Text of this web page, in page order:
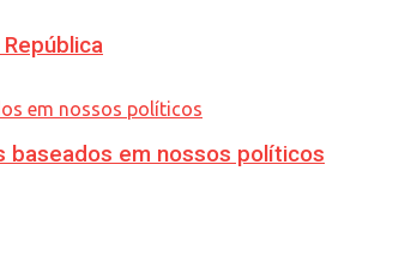
baseados em nossos políticos